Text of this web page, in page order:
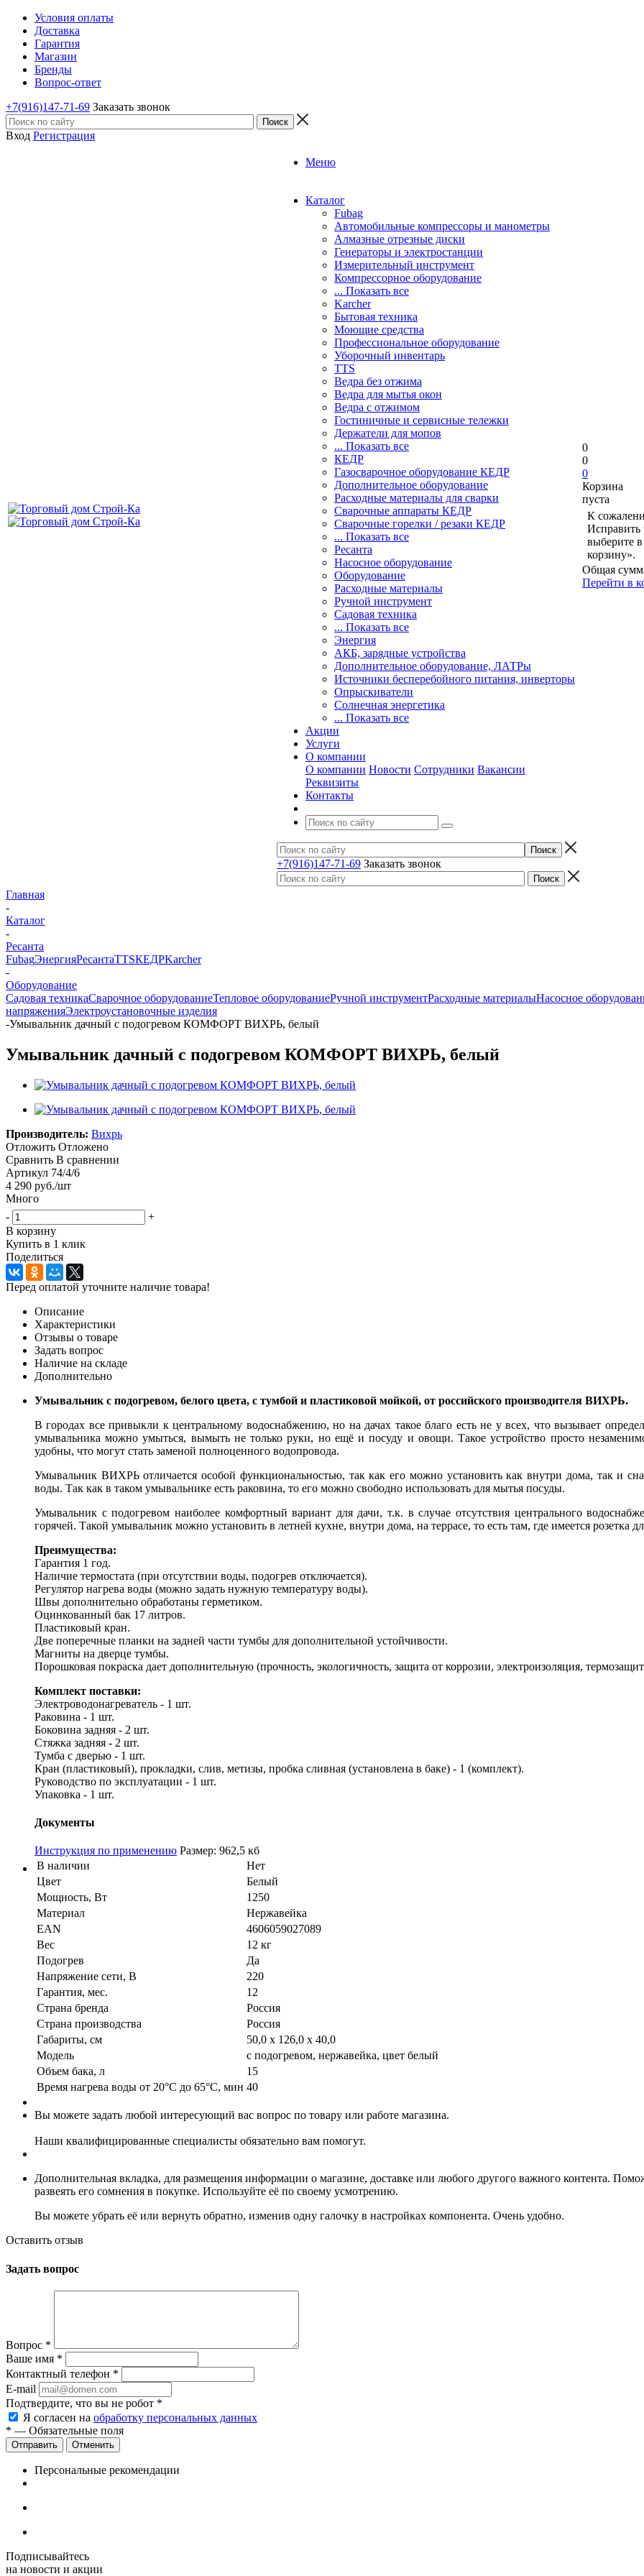
Условия оплаты
Доставка
Гарантия
Магазин
Бренды
Вопрос-ответ
+7(916)147-71-69 Заказать звонок
Вход Регистрация
Меню
Каталог
Fubag
Автомобильные компрессоры и манометры
Алмазные отрезные диски
Генераторы и электростанции
Измерительный инструмент
Компрессорное оборудование
... Показать все
Karcher
Бытовая техника
Моющие средства
Профессиональное оборудование
Уборочный инвентарь
TTS
Ведра без отжима
Ведра для мытья окон
Ведра с отжимом
Гостиничные и сервисные тележки
Держатели для мопов
... Показать все
КЕДР
Газосварочное оборудование КЕДР
Дополнительное оборудование
Расходные материалы для сварки
Сварочные аппараты КЕДР
Сварочные горелки / резаки КЕДР
... Показать все
Ресанта
Насосное оборудование
Оборудование
Расходные материалы
Ручной инструмент
Садовая техника
... Показать все
Энергия
АКБ, зарядные устройства
Дополнительное оборудование, ЛАТРы
Источники бесперебойного питания, инверторы
Опрыскиватели
Солнечная энергетика
... Показать все
Акции
Услуги
О компании
О компании Новости Сотрудники Вакансии
Реквизиты
Контакты
+7(916)147-71-69 Заказать звонок
0
0
0
Корзина
пуста
К
Исправить
выберите
корзину».
Общая
Перейти в
Главная
-
Каталог
-
Ресанта
FubagЭнергияРесантаTTSКЕДРKarcher
-
Оборудование
Садовая техникаСварочное оборудованиеТепловое оборудованиеРучной инструментРасходные материалыНасосное
напряженияЭлектроустановочные изделия
-Умывальник дачный с подогревом КОМФОРТ ВИХРЬ, белый
Умывальник дачный с подогревом КОМФОРТ ВИХРЬ, белый
Производитель: Вихрь
Отложить Отложено
Сравнить В сравнении
Артикул 74/4/6
4 290 руб./шт
Много
-
+
В корзину
Купить в 1 клик
Поделиться
Перед оплатой уточните наличие товара!
Описание
Характеристики
Отзывы о товаре
Задать вопрос
Наличие на складе
Дополнительно
Умывальник с подогревом, белого цвета, с тумбой и пластиковой мойкой, от российского производителя ВИХРЬ.
В городах все привыкли к центральному водоснабжению, но на дачах такое благо есть не у всех, что вызывает
умывальника можно умыться, вымыть не только руки, но ещё и посуду и овощи. Такое устройство просто
удобны, что могут стать заменой полноценного водопровода.
Умывальник ВИХРЬ отличается особой функциональностью, так как его можно установить как внутри дома, так и
воды. Так как в таком умывальнике есть раковина, то его можно свободно использовать для мытья посуды.
Умывальник с подогревом наиболее комфортный вариант для дачи, т.к. в случае отсутствия центрального
горячей. Такой умывальник можно установить в летней кухне, внутри дома, на террасе, то есть там, где имеется розетка
Преимущества:
Гарантия 1 год.
Наличие термостата (при отсутствии воды, подогрев отключается).
Регулятор нагрева воды (можно задать нужную температуру воды).
Швы дополнительно обработаны герметиком.
Оцинкованный бак 17 литров.
Пластиковый кран.
Две поперечные планки на задней части тумбы для дополнительной устойчивости.
Магниты на дверце тумбы.
Порошковая покраска дает дополнительную (прочность, экологичность, защита от коррозии, электроизоляция,
Комплект поставки:
Электроводонагреватель - 1 шт.
Раковина - 1 шт.
Боковина задняя - 2 шт.
Стяжка задняя - 2 шт.
Тумба с дверью - 1 шт.
Кран (пластиковый), прокладки, слив, метизы, пробка сливная (установлена в баке) - 1 (комплект).
Руководство по эксплуатации - 1 шт.
Упаковка - 1 шт.
Документы
Инструкция по применению Размер: 962,5 кб
В наличии
Нет
Цвет
Белый
Мощность, Вт
1250
Материал
Нержавейка
EAN
4606059027089
Вес
12 кг
Подогрев
Да
Напряжение сети, В
220
Гарантия, мес.
12
Страна бренда
Россия
Страна производства
Россия
Габариты, см
50,0 х 126,0 х 40,0
Модель
с подогревом, нержавейка, цвет белый
Объем бака, л
15
Время нагрева воды от 20°C до 65°C, мин 40
Вы можете задать любой интересующий вас вопрос по товару или работе магазина.
Наши квалифицированные специалисты обязательно вам помогут.
Дополнительная вкладка, для размещения информации о магазине, доставке или любого другого важного контента.
развеять его сомнения в покупке. Используйте её по своему усмотрению.
Вы можете убрать её или вернуть обратно, изменив одну галочку в настройках компонента. Очень удобно.
Оставить отзыв
Задать вопрос
Вопрос *
Ваше имя *
Контактный телефон *
E-mail
Подтвердите, что вы не робот *
Я согласен на обработку персональных данных
* — Обязательные поля
Отменить
Персональные рекомендации
Подписывайтесь
на новости и акции